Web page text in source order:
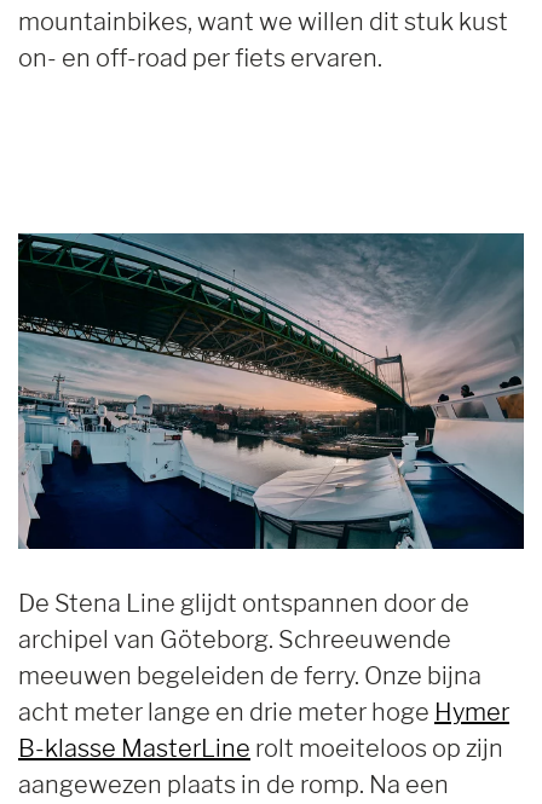
mountainbikes, want we willen dit stuk kust
on- en off-road per fiets ervaren.
De Stena Line glijdt ontspannen door de
archipel van Göteborg. Schreeuwende
meeuwen begeleiden de ferry. Onze bijna
acht meter lange en drie meter hoge Hymer
B-klasse MasterLine rolt moeiteloos op zijn
aangewezen plaats in de romp. Na een